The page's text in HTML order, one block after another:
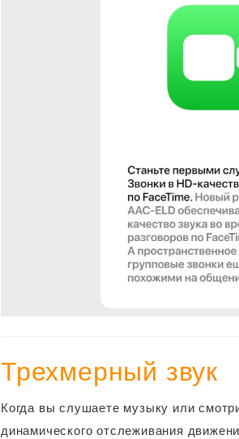
​Трехмерный звук
Когда вы слушаете музыку или
динамического отслеживания